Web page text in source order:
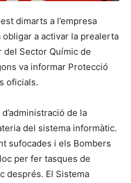
dimarts a l’empresa
a activar la prealerta
del Sector Químic de
va informar Protecció
oficials.
de la
del sistema informàtic.
sufocades i els Bombers
per fer tasques de
després. El Sistema